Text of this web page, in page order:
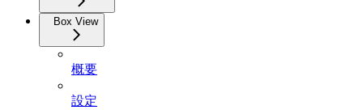
Box View
概要
設定